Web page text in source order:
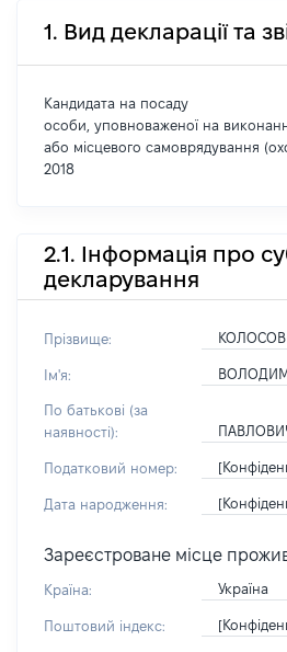
1. Вид декларації та
Кандидата на посаду
особи, уповноваженої на
або місцевого самоврядування
2018
2.1. Інформація про
декларування
Прізвище: КОЛОСОВ
Ім'я:
По батькові (за
наявності):
Податковий номер:
Дата народження:
Зареєстроване місце
Країна: Україна
Поштовий індекс: